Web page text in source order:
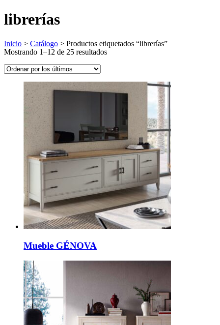
librerías
Inicio > Catálogo > Productos etiquetados “librerías”
Mostrando 1–12 de 25 resultadosOrdenado
Mueble GÉNOVA